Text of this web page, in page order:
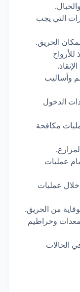
التي يجب
الحريق.
وأساليب
الدخول
مكافحة
عمليات
عمليات
من الحريق.
وخراطيم
الحالات